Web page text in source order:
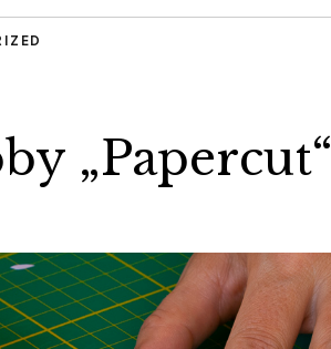
„Papercut“